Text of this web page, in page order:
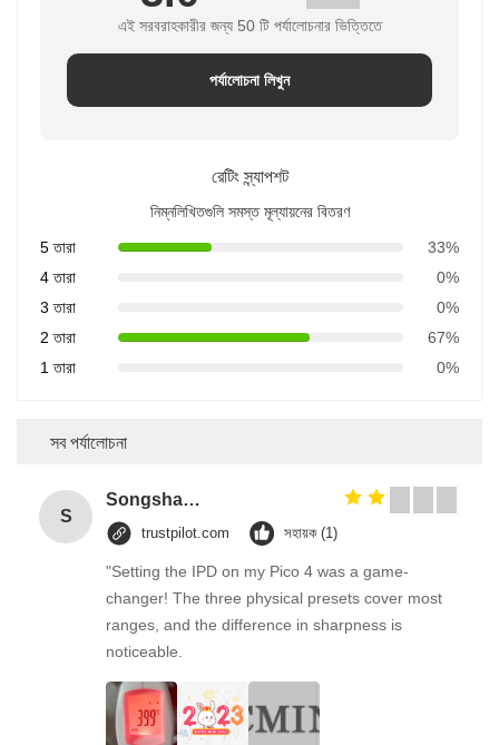
এই সরবরাহকারীর জন্য 50 টি পর্যালোচনার ভিত্তিতে
পর্যালোচনা লিখুন
রেটিং স্ন্যাপশট
নিম্নলিখিতগুলি সমস্ত মূল্যায়নের বিতরণ
5 তারা
33%
4 তারা
0%
3 তারা
0%
2 তারা
67%
1 তারা
0%
সব পর্যালোচনা
S
Songshang
trustpilot.com সহায়ক (1)
"Setting the IPD on my Pico 4 was a game-
changer! The three physical presets cover most
ranges, and the difference in sharpness is
noticeable.